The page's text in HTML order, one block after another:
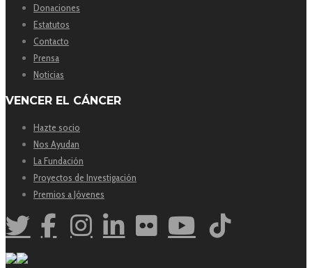
Donaciones
Estatutos
Contacto
Prensa
Noticias
VENCER EL CÁNCER
Hazte socio
Nos Ayudan
La Fundación
Proyectos de Investigación
Premios a Jóvenes